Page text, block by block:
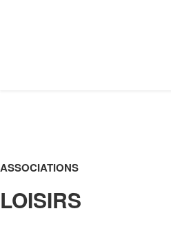
ASSOCIATIONS
LOISIRS